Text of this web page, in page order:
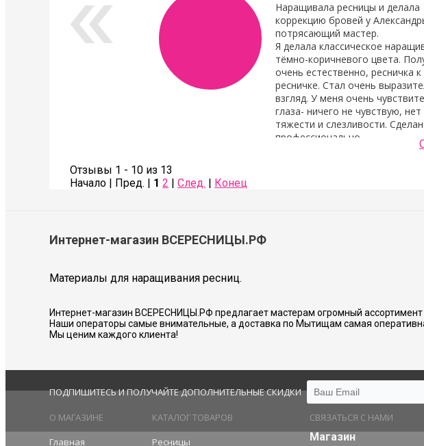
Наращивала ресницы и делала
коррекцию бровей у
потрясающий мастер.
Я делала классическое
тёмно-коричневого цвета.
очень естественно, ресничка к
ресничке. Стал очень
взгляд. У меня очень
глаза- ничего не чувствую, нет
тяжести и слезливости.
профессионально.
Также сделала коррекцию бровей- очень аккуратно и хорошо
Советую всем!
Соколова Галина
Отзывы 1 - 10 из 13
Начало | Пред. | 1 2 След. Конец
Интернет-магазин ВСЕРЕСНИЦЫ.РФ
Материалы для наращивания ресниц.
Интернет-магазин ВСЕРЕСНИЦЫ.РФ предлагает мастерам огромный
Наши операторы самые внимательные, а доставка по Мытищам самая
Мы ценим каждого клиента!
ПОДПИШИТЕСЬ И ПОЛУЧАЙТЕ ДОПОЛНИТЕЛЬНЫЕ СКИДКИ
О МАГАЗИНЕ
Главная
КАТАЛОГ ТОВАРОВ
Ресницы
СВЯЗАТЬСЯ С НАМИ
Магазин